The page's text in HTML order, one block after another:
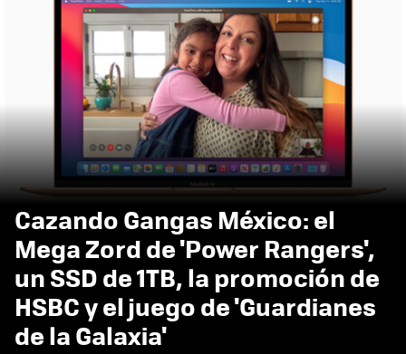
Cazando Gangas México: el
Mega Zord de 'Power Rangers',
un SSD de 1TB, la promoción de
HSBC y el juego de 'Guardianes
de la Galaxia'